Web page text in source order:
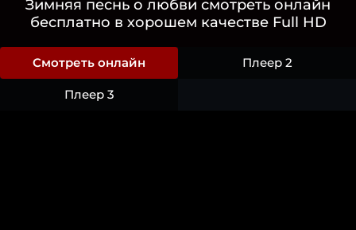
Зимняя песнь о любви смотреть онлайн
бесплатно в хорошем качестве Full HD
Смотреть онлайн Плеер 2
Плеер 3